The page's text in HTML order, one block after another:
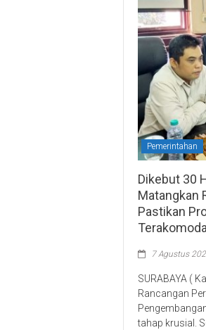
Pemerintahan
Dikebut 30
Matangkan
Pastikan
7 Agustus
SURABAYA (
Rancangan
tahap krusial.